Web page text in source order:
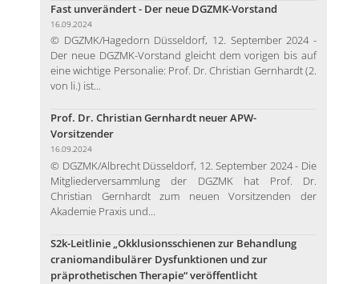
Fast unverändert - Der neue DGZMK-Vorstand
16.09.2024
© DGZMK/Hagedorn Düsseldorf, 12. September 2024 -
Der neue DGZMK-Vorstand gleicht dem vorigen bis auf
eine wichtige Personalie: Prof. Dr. Christian Gernhardt (2.
von li.) ist...
Prof. Dr. Christian Gernhardt neuer APW-
Vorsitzender
16.09.2024
© DGZMK/Albrecht Düsseldorf, 12. September 2024 - Die
Mitgliederversammlung der DGZMK hat Prof. Dr.
Christian Gernhardt zum neuen Vorsitzenden der
Akademie Praxis und...
S2k-Leitlinie „Okklusionsschienen zur Behandlung
craniomandibulärer Dysfunktionen und zur
präprothetischen Therapie“ veröffentlicht